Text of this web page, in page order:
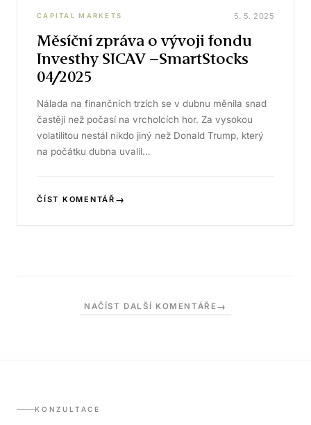
CAPITAL MARKETS 5. 5. 2025
Měsíční zpráva o vývoji fondu
Investhy SICAV –SmartStocks
04/2025
Nálada na finančních trzích se v dubnu měnila snad
častěji než počasí na vrcholcích hor. Za vysokou
volatilitou nestál nikdo jiný než Donald Trump, který
na počátku dubna uvalil…
ČÍST KOMENTÁŘ →
NAČÍST DALŠÍ KOMENTÁŘE→
KONZULTACE